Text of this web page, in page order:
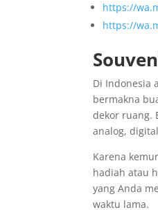
https://
https://
Di Indonesia
bermakna
dekor ruang.
analog,
Karena
hadiah atau
yang Anda
waktu lama.